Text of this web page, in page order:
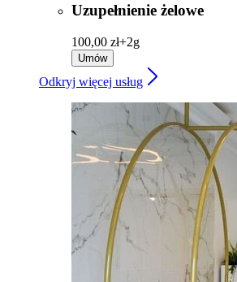
Uzupełnienie żelowe
100,00 zł+2g
Umów
Odkryj więcej usług